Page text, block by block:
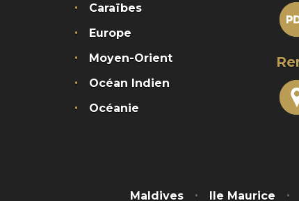
Caraïbes
Europe
Moyen-Orient
Océan Indien
Océanie
Maldives Ile Maurice